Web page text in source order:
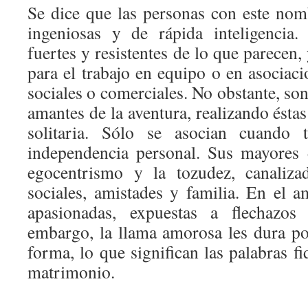
Se dice que las personas con este
ingeniosas y de rápida inteligencia.
fuertes y resistentes de lo que
para el trabajo en equipo o en
sociales o comerciales. No obstante,
amantes de la aventura, realizando
solitaria. Sólo se asocian cuando
independencia personal. Sus
egocentrismo y la tozudez,
sociales, amistades y familia. En el
apasionadas, expuestas a
embargo, la llama amorosa les dura
forma, lo que significan las palabras
matrimonio.